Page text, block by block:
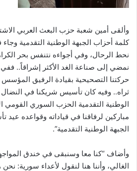
وألقى أمين شعبة حزب البعث العربي
كلمة أحزاب الجبهة الوطنية التقدمية وجاء
نحط الرحال، وفي أجواءه نتنفس بحر
نمضي إلى صناعة الغد الأكثر إشراقاً..
حركتنا التصحيحية بقيادة الرفيق
ثراه.. وفيه كان تأسيس شريكنا في النضال
الوطنية التقدمية الحزب السوري القومي
مباركين لرفاقنا في قياداته وقواعده
الجبهة الوطنية التقدمية”.
وأضاف “كنا معا وسنبقى في خندق
الغالي، وأننا هنا لنقول لأعداء سورية: